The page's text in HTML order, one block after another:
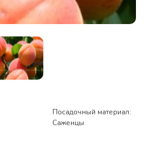
Посадочный материал:
Саженцы